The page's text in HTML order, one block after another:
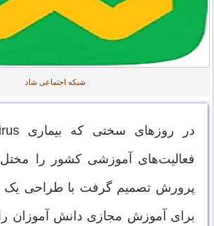
شبکه اجتماعی شاد
فعالیت‌های آموزشی کشور را
پرورش تصمیم گرفت با طراحی یک
برای آموزش مجازی دانش آموزان را